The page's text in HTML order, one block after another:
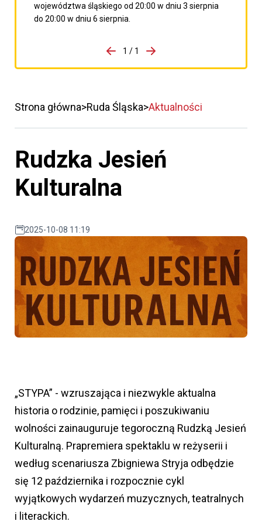
województwa śląskiego od 20:00 w dniu 3 sierpnia
do 20:00 w dniu 6 sierpnia.
porzpedniego komunikatu
1 / 1
Przejdź do następnego
Strona główna Ruda Śląska Aktualności
Rudzka Jesień
Kulturalna
2025-10-08 11:19
„STYPA” - wzruszająca i niezwykle aktualna
historia o rodzinie, pamięci i poszukiwaniu
wolności zainauguruje tegoroczną Rudzką Jesień
Kulturalną. Prapremiera spektaklu w reżyserii i
według scenariusza Zbigniewa Stryja odbędzie
się 12 października i rozpocznie cykl
wyjątkowych wydarzeń muzycznych, teatralnych
i literackich.